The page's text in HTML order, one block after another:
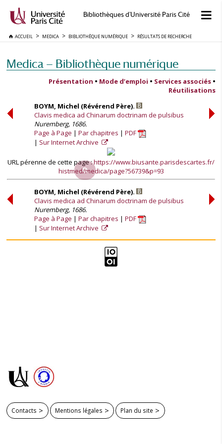
Bibliothèques d'Université Paris Cité
ACCUEIL MEDICA BIBLIOTHÈQUE NUMÉRIQUE RÉSULTATS DE RECHERCHE
Medica — Bibliothèque numérique
Présentation • Mode d’emploi • Services associés •
Réutilisations
BOYM, Michel (Révérend Père).
Clavis medica ad Chinarum doctrinam de pulsibus
Nuremberg, 1686.
Page à Page
Par chapitres
PDF
Sur Internet Archive
URL pérenne de cette page :https://www.biusante.parisdescartes.fr/
histmed/medica/page?56739&p=93
BOYM, Michel (Révérend Père).
Clavis medica ad Chinarum doctrinam de pulsibus
Nuremberg, 1686.
Page à Page
Par chapitres
PDF
Sur Internet Archive
Contacts Mentions légales Plan du site